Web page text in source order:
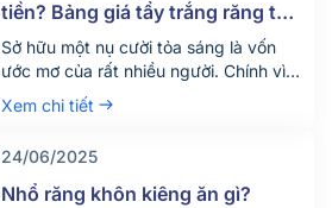
tiền? Bảng giá tẩy trắng răng tại
nha khoa mới nhất 2025
Sở hữu một nụ cười tỏa sáng là vốn
ước mơ của rất nhiều người. Chính vì
vậy hiện nay có rất nhiều người tìm
đến dịch vụ tẩy trắng răng để thỏa
trắng răng giá bao nhiêu tiền? Quy
trình diễn ra dịch vụ này như […]
Xem chi tiết
24/06/2025
Nhổ răng khôn kiêng ăn gì?